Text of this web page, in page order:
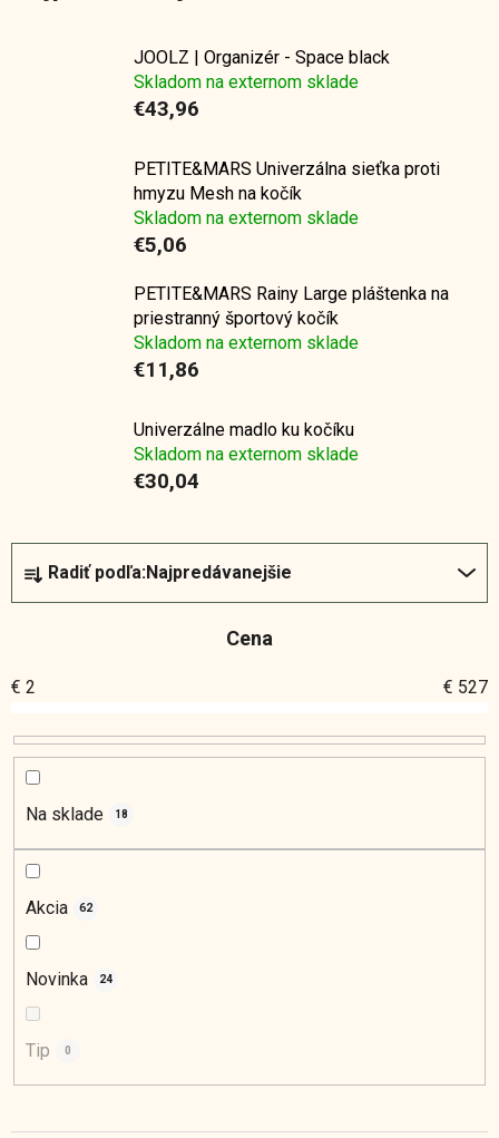
JOOLZ | Organizér - Space black
Skladom na externom sklade
€43,96
PETITE&MARS Univerzálna sieťka proti
hmyzu Mesh na kočík
Skladom na externom sklade
€5,06
PETITE&MARS Rainy Large pláštenka na
priestranný športový kočík
Skladom na externom sklade
€11,86
Univerzálne madlo ku kočíku
Skladom na externom sklade
€30,04
n
i
e
p
d
Radiť podľa:Najpredávanejšie
Cena
€ 2 € 527
Na sklade 18
Akcia 62
Novinka 24
Tip 0